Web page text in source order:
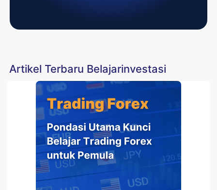
Artikel Terbaru Belajarinvestasi